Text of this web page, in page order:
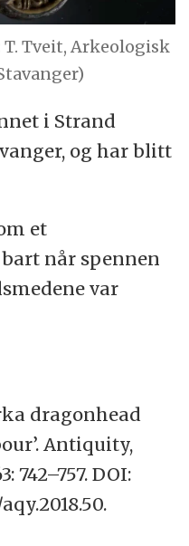
Tveit, Arkeologisk
i Strand
og har blitt
et
når spennen
var
dragonhead
Antiquity,
742–757. DOI: